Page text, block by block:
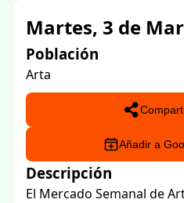
Martes, 3 de
Población
Arta
Añadir a
Descripción
El Mercado Semanal de